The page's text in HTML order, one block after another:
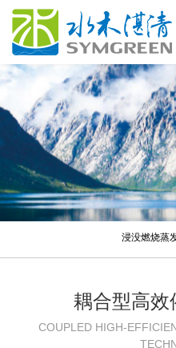
浸没燃烧蒸
耦合型高效
COUPLED HIGH-